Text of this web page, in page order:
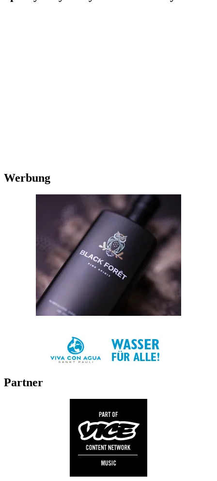
Werbung
Partner